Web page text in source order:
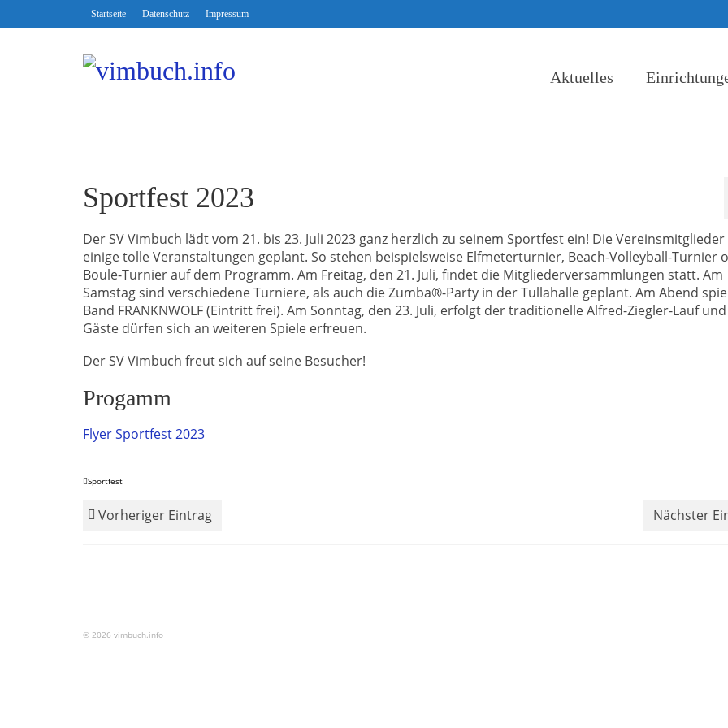
Startseite Datenschutz Impressum
Aktuelles
Sportfest 2023
Der SV Vimbuch lädt vom 21. bis 23. Juli 2023 ganz herzlich zu seinem Sportfest ein! Die
einige tolle Veranstaltungen geplant. So stehen beispielsweise Elfmeterturnier, Beach-Volleyball-Turnier
Boule-Turnier auf dem Programm. Am Freitag, den 21. Juli, findet die Mitgliederversammlungen statt. Am
Samstag sind verschiedene Turniere, als auch die Zumba®-Party in der Tullahalle geplant. Am Abend
Band FRANKNWOLF (Eintritt frei). Am Sonntag, den 23. Juli, erfolgt der traditionelle Alfred-Ziegler-Lauf
Gäste dürfen sich an weiteren Spiele erfreuen.
Der SV Vimbuch freut sich auf seine Besucher!
Progamm
Flyer Sportfest 2023
Sportfest
Vorheriger Eintrag Nächster
© 2026 vimbuch.info